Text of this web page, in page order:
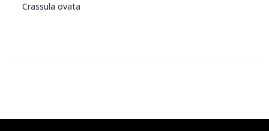
Crassula ovata